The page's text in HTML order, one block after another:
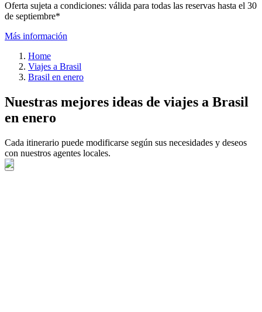
Oferta sujeta a condiciones: válida para todas las reservas hasta el 30
de septiembre*
Más información
Home
Viajes a Brasil
Brasil en enero
Nuestras mejores ideas de viajes a Brasil
en enero
Cada itinerario puede modificarse según sus necesidades y deseos
con nuestros agentes locales.